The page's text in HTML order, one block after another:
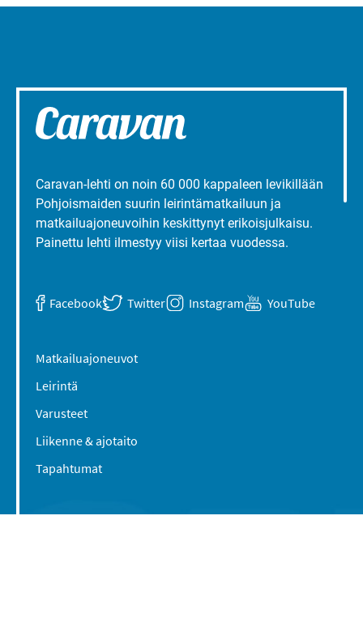
Caravan-lehti on noin 60 000 kappaleen levikillään
Pohjoismaiden suurin leirintämatkailuun ja
matkailuajoneuvoihin keskittynyt erikoisjulkaisu.
Painettu lehti ilmestyy viisi kertaa vuodessa.
Facebook Twitter Instagram YouTube
Matkailuajoneuvot
Leirintä
Varusteet
Liikenne & ajotaito
Tapahtumat